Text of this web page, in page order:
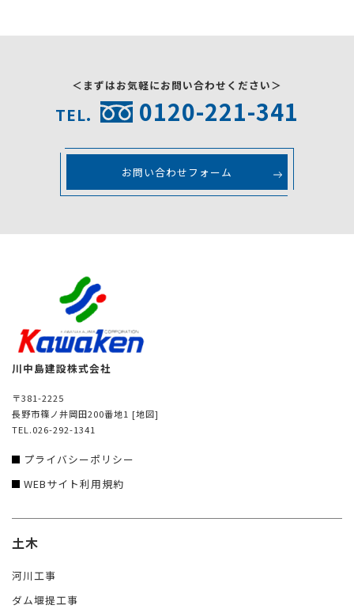
＜まずはお気軽にお問い合わせください＞
TEL. 0120-221-341
お問い合わせフォーム
川中島建設株式会社
〒381-2225
長野市篠ノ井岡田200番地1 [地図]
TEL.026-292-1341
プライバシーポリシー
WEBサイト利用規約
土木
河川工事
ダム堰提工事